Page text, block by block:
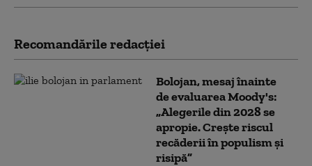
Recomandările redacţiei
Bolojan, mesaj înainte
de evaluarea Moody's:
„Alegerile din 2028 se
apropie. Crește riscul
recăderii în populism și
risipă”